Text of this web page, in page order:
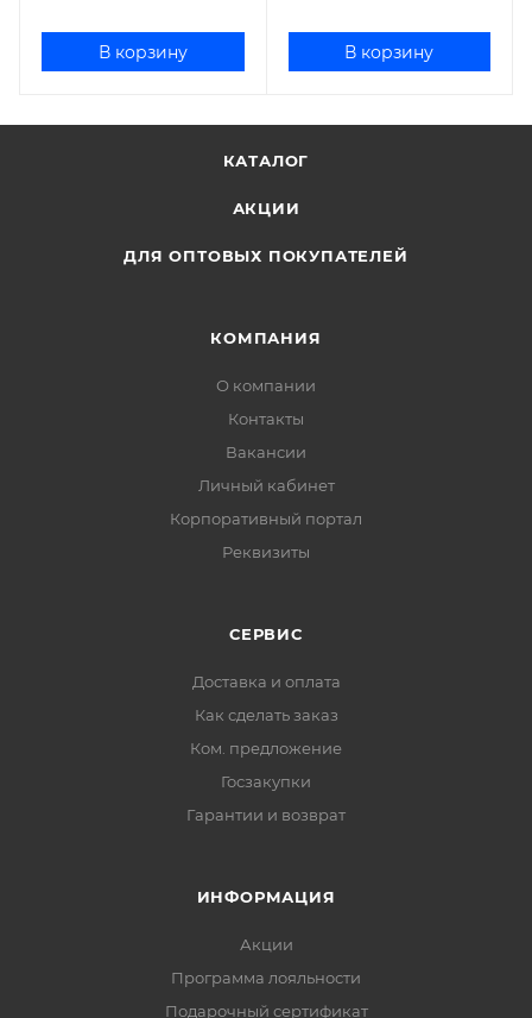
В корзину В корзину
КАТАЛОГ
АКЦИИ
ДЛЯ ОПТОВЫХ ПОКУПАТЕЛЕЙ
КОМПАНИЯ
О компании
Контакты
Вакансии
Личный кабинет
Корпоративный портал
Реквизиты
СЕРВИС
Доставка и оплата
Как сделать заказ
Ком. предложение
Госзакупки
Гарантии и возврат
ИНФОРМАЦИЯ
Акции
Программа лояльности
Подарочный сертификат